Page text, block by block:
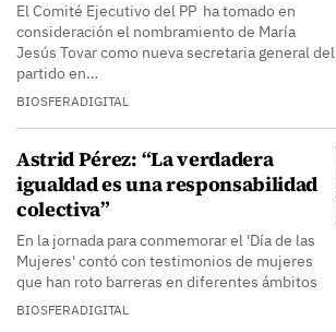
El Comité Ejecutivo del PP ha tomado en
consideración el nombramiento de María
Jesús Tovar como nueva secretaria general del
partido en…
BIOSFERADIGITAL
Astrid Pérez: “La verdadera
igualdad es una responsabilidad
colectiva”
En la jornada para conmemorar el 'Día de las
Mujeres' contó con testimonios de mujeres
que han roto barreras en diferentes ámbitos
BIOSFERADIGITAL